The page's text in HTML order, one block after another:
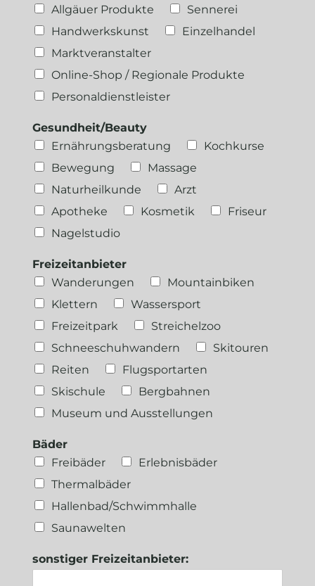
Allgäuer Produkte
Sennerei
Handwerkskunst
Einzelhandel
Marktveranstalter
Online-Shop / Regionale Produkte
Personaldienstleister
Gesundheit/Beauty
Ernährungsberatung
Kochkurse
Bewegung
Massage
Naturheilkunde
Arzt
Apotheke
Kosmetik
Friseur
Nagelstudio
Freizeitanbieter
Wanderungen
Mountainbiken
Klettern
Wassersport
Freizeitpark
Streichelzoo
Schneeschuhwandern
Skitouren
Reiten
Flugsportarten
Skischule
Bergbahnen
Museum und Ausstellungen
Bäder
Freibäder
Erlebnisbäder
Thermalbäder
Hallenbad/Schwimmhalle
Saunawelten
sonstiger Freizeitanbieter: